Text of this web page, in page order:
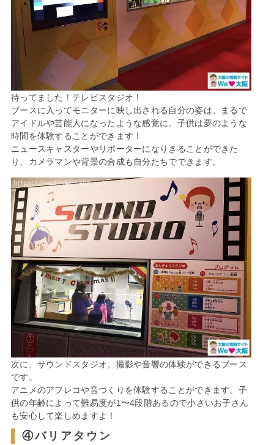
待ってました！テレビスタジオ！
ブースに入ってモニターに映し出される自分の姿は、まるで
アイドルや芸能人になったような感覚に。子供は夢のような
時間を体験することができます！
ニュースキャスターやリポーターになりきることができた
り、カメラマンや背景の合成も自分たちでできます。
次に、サウンドスタジオ。撮影や音響の体験ができるブース
です。
アニメのアフレコや音つくりを体験することができます。子
供の年齢によって難易度が1〜4段階あるので小さいお子さん
も安心して楽しめますよ！
④バリアタウン